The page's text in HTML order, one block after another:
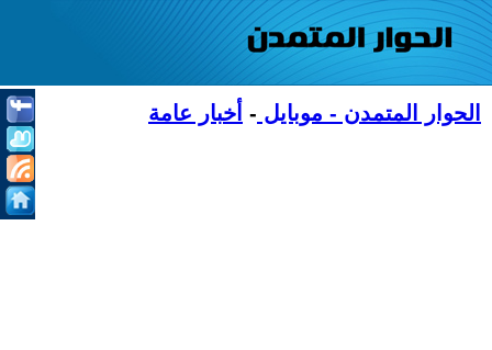
الحوار المتمدن - موبايل - أخبار عامة